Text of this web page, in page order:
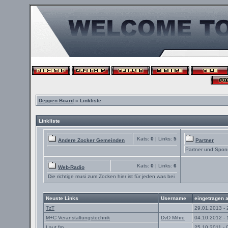
Deppen Board» Linkliste
Linkliste
Andere Zocker Gemeinden Kats: 0 | Links: 5
Partner
Partner und
Web-Radio Kats: 0 | Links: 6
Die richtige musi zum Zocken hier ist für jeden was bei
Neuste Links Username
eingetragen
TzT
29.01.2013 -
M+C Veranstaltungstechnik
DvD Mihre
04.10.2012 -